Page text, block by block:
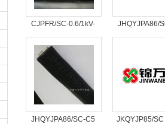
CJPFR/SC-0.6/1kV-
3*240mm²+1*120mm²
JHQYJPA86/
4*2*1/0.5
JHQYJPA86/SC-C5
JKQYJP85/